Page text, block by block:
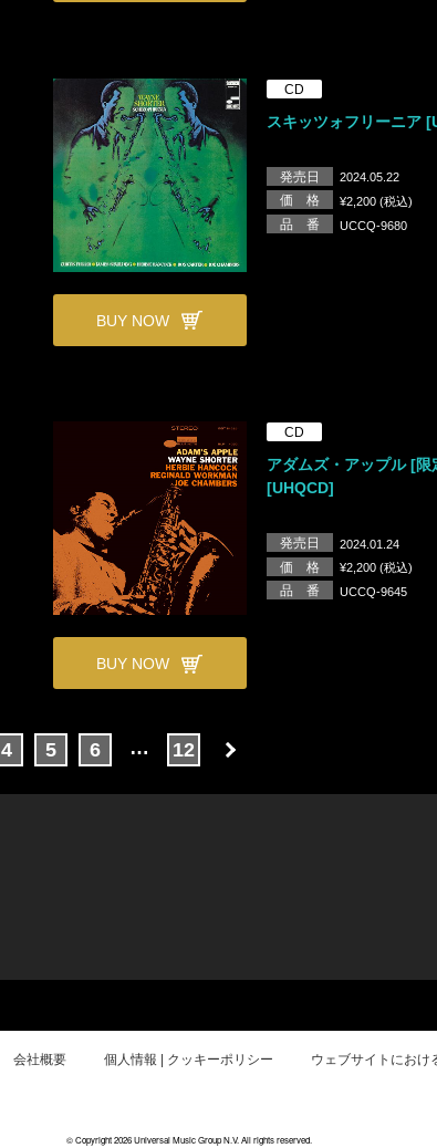
BUY NOW
CD
スキッツォフリーニア
発売日 2024.05.22
価 格 ¥2,200 (税込)
品 番 UCCQ-9680
BUY NOW
CD
アダムズ・アップル [限
[UHQCD]
発売日 2024.01.24
価 格 ¥2,200 (税込)
品 番 UCCQ-9645
4 5 6 … 12
会社概要 個人情報 | クッキーポリシー ウェブサイトにおけ
© Copyright 2026 Universal Music Group N.V. All rights reserved.